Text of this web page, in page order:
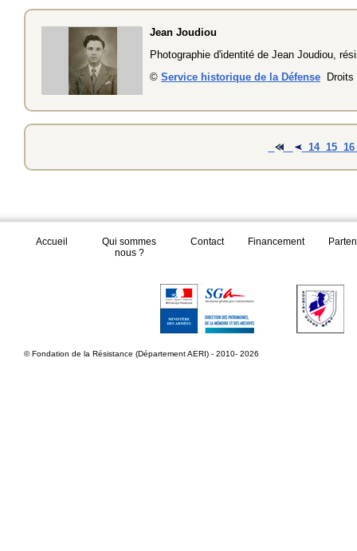
Jean Joudiou
Photographie d'identité de Jean Joudiou,
© Service historique de la Défense Droits
14 15 16
Accueil
Qui sommes
nous ?
Contact Financement
© Fondation de la Résistance (Département AERI) - 2010- 2026